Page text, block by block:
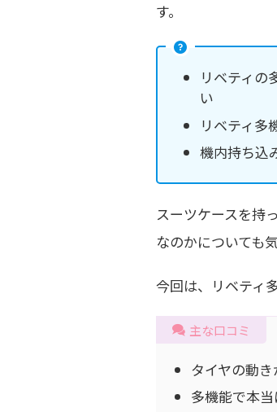
す。
リベティの
い
リベティ多
機内持ち込
スーツケースを持
なのかについても
今回は、リベティ
主な口コミ
タイヤの動
多機能で本